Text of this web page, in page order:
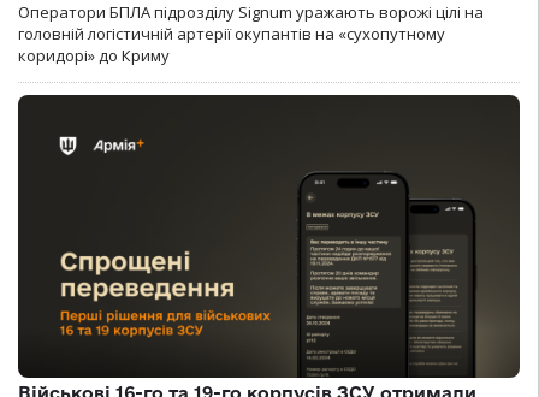
Оператори БПЛА підрозділу Signum уражають ворожі цілі на
головній логістичній артерії окупантів на «сухопутному
коридорі» до Криму
Військові 16-го та 19-го корпусів ЗСУ отримали